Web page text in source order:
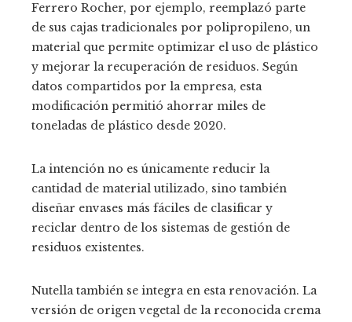
Ferrero Rocher, por ejemplo, reemplazó parte
de sus cajas tradicionales por polipropileno, un
material que permite optimizar el uso de plástico
y mejorar la recuperación de residuos. Según
datos compartidos por la empresa, esta
modificación permitió ahorrar miles de
toneladas de plástico desde 2020.
La intención no es únicamente reducir la
cantidad de material utilizado, sino también
diseñar envases más fáciles de clasificar y
reciclar dentro de los sistemas de gestión de
residuos existentes.
Nutella también se integra en esta renovación. La
versión de origen vegetal de la reconocida crema